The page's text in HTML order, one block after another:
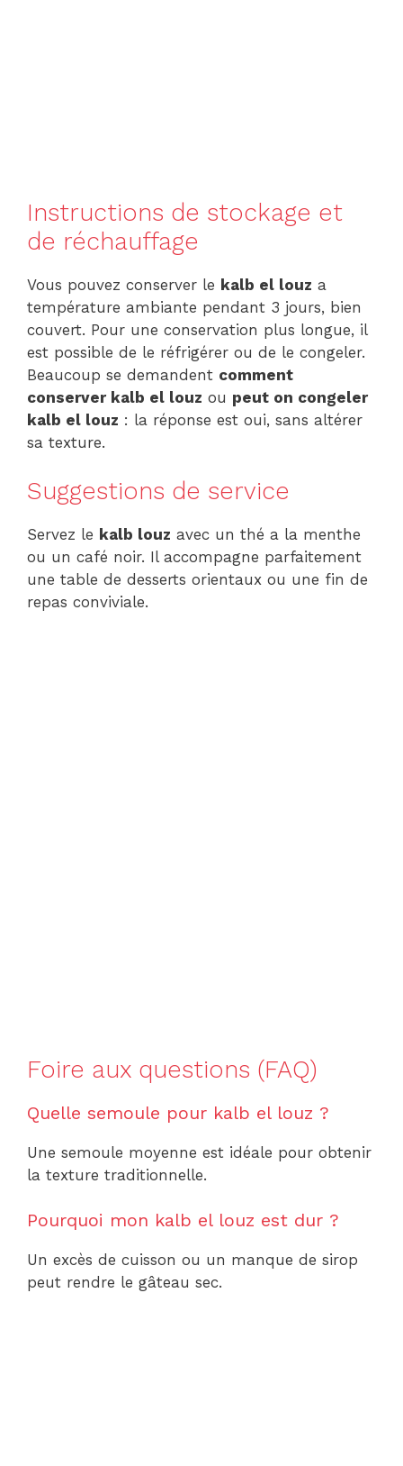
Instructions de stockage et
de réchauffage
Vous pouvez conserver le kalb el louz a
température ambiante pendant 3 jours, bien
couvert. Pour une conservation plus longue, il
est possible de le réfrigérer ou de le congeler.
Beaucoup se demandent comment
conserver kalb el louz ou peut on congeler
kalb el louz : la réponse est oui, sans altérer
sa texture.
Suggestions de service
Servez le kalb louz avec un thé a la menthe
ou un café noir. Il accompagne parfaitement
une table de desserts orientaux ou une fin de
repas conviviale.
Foire aux questions (FAQ)
Quelle semoule pour kalb el louz ?
Une semoule moyenne est idéale pour obtenir
la texture traditionnelle.
Pourquoi mon kalb el louz est dur ?
Un excès de cuisson ou un manque de sirop
peut rendre le gâteau sec.